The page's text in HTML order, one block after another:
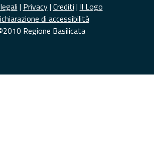
| Privacy| Crediti | Il Logo
di accessibilità
Regione Basilicata